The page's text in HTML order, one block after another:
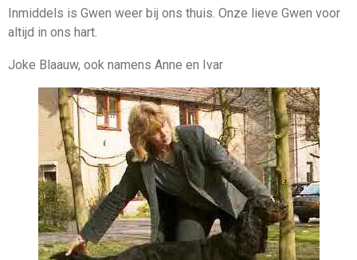
Inmiddels is Gwen weer bij ons thuis. Onze lieve Gwen voor
altijd in ons hart.
Joke Blaauw, ook namens Anne en Ivar